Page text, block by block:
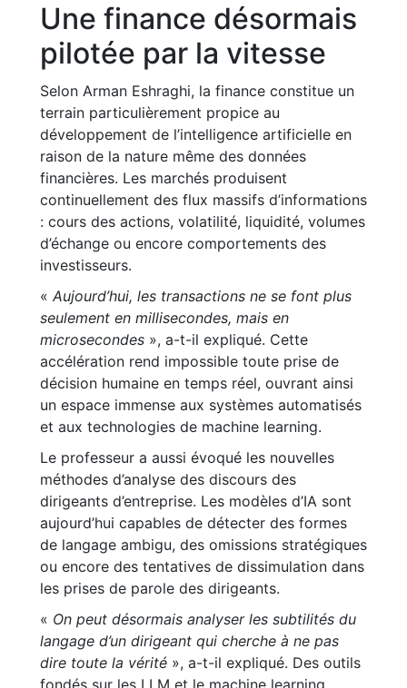
Une finance désormais
pilotée par la vitesse
Selon Arman Eshraghi, la finance constitue un
terrain particulièrement propice au
développement de l’intelligence artificielle en
raison de la nature même des données
financières. Les marchés produisent
continuellement des flux massifs d’informations
: cours des actions, volatilité, liquidité, volumes
d’échange ou encore comportements des
investisseurs.
« Aujourd’hui, les transactions ne se font plus
seulement en millisecondes, mais en
microsecondes », a-t-il expliqué. Cette
accélération rend impossible toute prise de
décision humaine en temps réel, ouvrant ainsi
un espace immense aux systèmes automatisés
et aux technologies de machine learning.
Le professeur a aussi évoqué les nouvelles
méthodes d’analyse des discours des
dirigeants d’entreprise. Les modèles d’IA sont
aujourd’hui capables de détecter des formes
de langage ambigu, des omissions stratégiques
ou encore des tentatives de dissimulation dans
les prises de parole des dirigeants.
« On peut désormais analyser les subtilités du
langage d’un dirigeant qui cherche à ne pas
dire toute la vérité », a-t-il expliqué. Des outils
fondés sur les LLM et le machine learning